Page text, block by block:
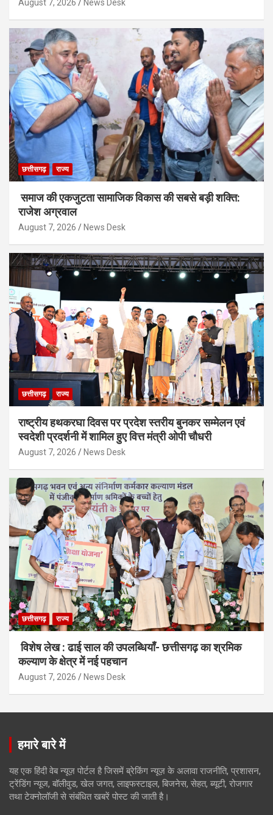
August 7, 2026 News Desk
छत्तीसगढ़ राज्य
समाज की एकजुटता सामाजिक विकास की सबसे बड़ी शक्ति:
राजेश अग्रवाल
August 7, 2026 News Desk
छत्तीसगढ़ राज्य
राष्ट्रीय हथकरघा दिवस पर प्रदेश स्तरीय बुनकर सम्मेलन एवं
स्वदेशी प्रदर्शनी में शामिल हुए वित्त मंत्री ओपी चौधरी
August 7, 2026 News Desk
छत्तीसगढ़ राज्य
विशेष लेख : ढाई साल की उपलब्धियाँ- छत्तीसगढ़ का श्रमिक
कल्याण के क्षेत्र में नई पहचान
August 7, 2026 News Desk
हमारे बारे में
यह एक हिंदी वेब न्यूज़ पोर्टल है जिसमें ब्रेकिंग न्यूज़ के अलावा राजनीति, प्रशासन,
ट्रेंडिंग न्यूज, बॉलीवुड, खेल जगत, लाइफस्टाइल, बिजनेस, सेहत, ब्यूटी, रोजगार
तथा टेक्नोलॉजी से संबंधित खबरें पोस्ट की जाती है।